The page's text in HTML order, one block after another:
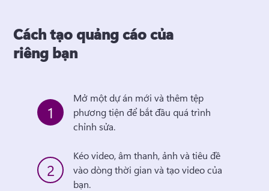
Cách tạo quảng cáo của
riêng bạn
1
Mở một dự án mới và thêm tệp
phương tiện để bắt đầu quá trình
2
Kéo video, âm thanh, ảnh và tiêu đề
vào dòng thời gian và tạo video của
bạn.